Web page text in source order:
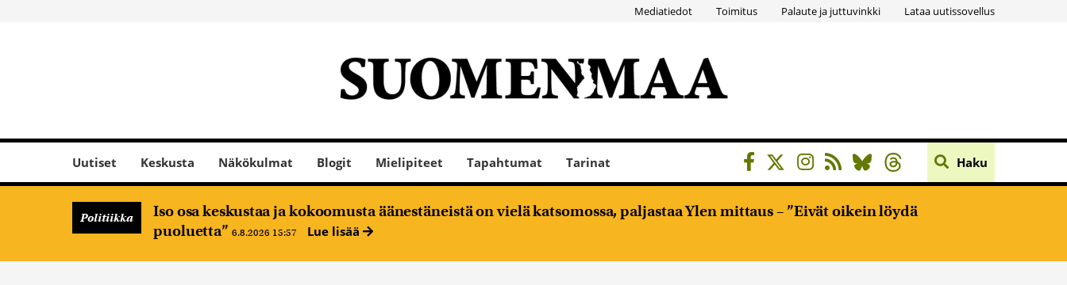
Mediatiedot Toimitus Palaute ja juttuvinkki Lataa uutissovellus
Uutiset Keskusta Näkökulmat Blogit Mielipiteet Tapahtumat Tarinat Haku
Politiikka
Iso osa keskustaa ja kokoomusta äänestäneistä on vielä katsomossa, paljastaa Ylen mittaus – ”Eivät oikein löydä
puoluetta” 6.8.2026 15:57 Lue lisää